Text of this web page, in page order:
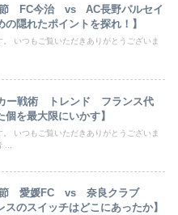
FC今治 vs AC長野パルセイ
隠れたポイントを探れ！】
。 いつもご覧いただきありがとうございま
ー戦術 トレンド フランス代
を最大限にいかす】
。 いつもご覧いただきありがとうございま
愛媛FC vs 奈良クラブ
スのスイッチはどこにあったか】